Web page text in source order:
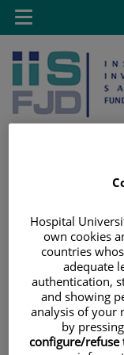
Saltar al contenido
contenido
idioma
Toggle
navigation
Hospital
own cookies
countries
adequate
authentication,
and showing
analysis of your
by
configure/refuse